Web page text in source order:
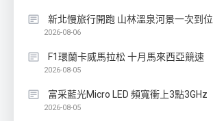
新北慢旅行開跑 山林溫泉河景一次到位
2026-08-06
F1環蘭卡威馬拉松 十月馬來西亞競速
2026-08-05
富采藍光Micro LED 頻寬衝上3點3GHz
2026-08-05